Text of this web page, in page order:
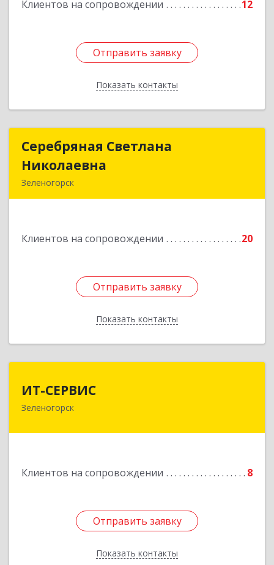
Клиентов на сопровождении 12
Отправить заявку
Показать контакты
Отправить заявку
Назад
Серебряная Светлана
Николаевна
Зеленогорск
Клиентов на сопровождении 20
Отправить заявку
Показать контакты
Серебряная Светлана
Подробнее
Отправить заявку
Назад
ИТ-СЕРВИС
Зеленогорск
Клиентов на сопровождении 8
Отправить заявку
Показать контакты
663690, Красноярский край, Зеленогорск г,
Отправить заявку
Назад